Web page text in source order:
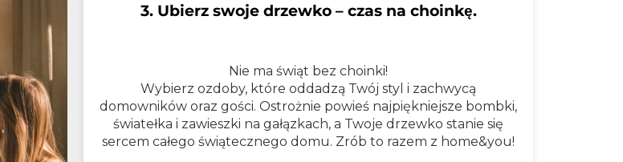
3. Ubierz swoje drzewko – czas na choinkę.
Nie ma świąt bez choinki!
Wybierz ozdoby, które oddadzą Twój styl i zachwycą
domowników oraz gości. Ostrożnie powieś najpiękniejsze bombki,
światełka i zawieszki na gałązkach, a Twoje drzewko stanie się
sercem całego świątecznego domu. Zrób to razem z home&you!